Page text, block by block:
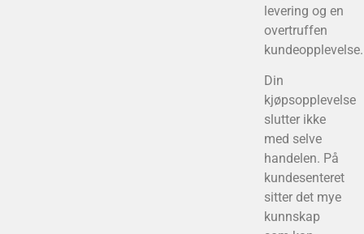
levering og en
overtruffen
kundeopplevelse.
Din
kjøpsopplevelse
slutter ikke
med selve
handelen. På
kundesenteret
sitter det mye
kunnskap